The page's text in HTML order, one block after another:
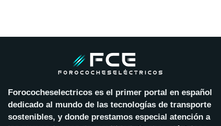
Forococheselectricos es el primer portal en español
dedicado al mundo de las tecnologías de transporte
sostenibles, y donde prestamos especial atención a